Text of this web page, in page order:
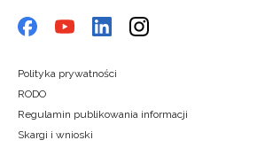
Polityka prywatności
RODO
Regulamin publikowania informacji
Skargi i wnioski